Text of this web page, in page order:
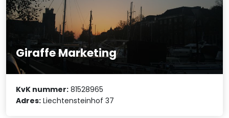
Giraffe Marketing
KvK nummer: 81528965
Adres: Liechtensteinhof 37